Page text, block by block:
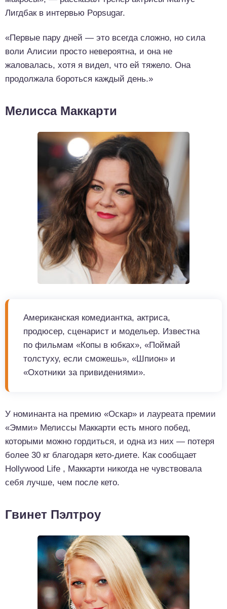
Лигдбак в интервью Popsugar.
«Первые пару дней — это всегда сложно, но сила
воли Алисии просто невероятна, и она не
жаловалась, хотя я видел, что ей тяжело. Она
продолжала бороться каждый день.»
Мелисса Маккарти
Американская комедиантка, актриса,
продюсер, сценарист и модельер. Известна
по фильмам «Копы в юбках», «Поймай
толстуху, если сможешь», «Шпион» и
«Охотники за привидениями».
У номинанта на премию «Оскар» и лауреата премии
«Эмми» Мелиссы Маккарти есть много побед,
которыми можно гордиться, и одна из них — потеря
более 30 кг благодаря кето-диете. Как сообщает
Hollywood Life , Маккарти никогда не чувствовала
себя лучше, чем после кето.
Гвинет Пэлтроу